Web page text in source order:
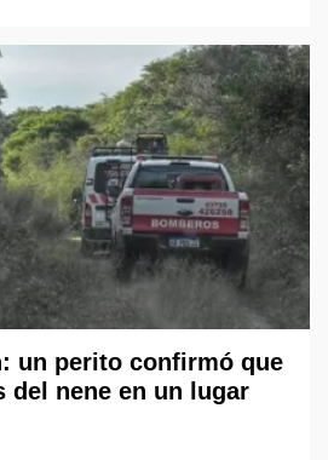
un perito confirmó que
del nene en un lugar